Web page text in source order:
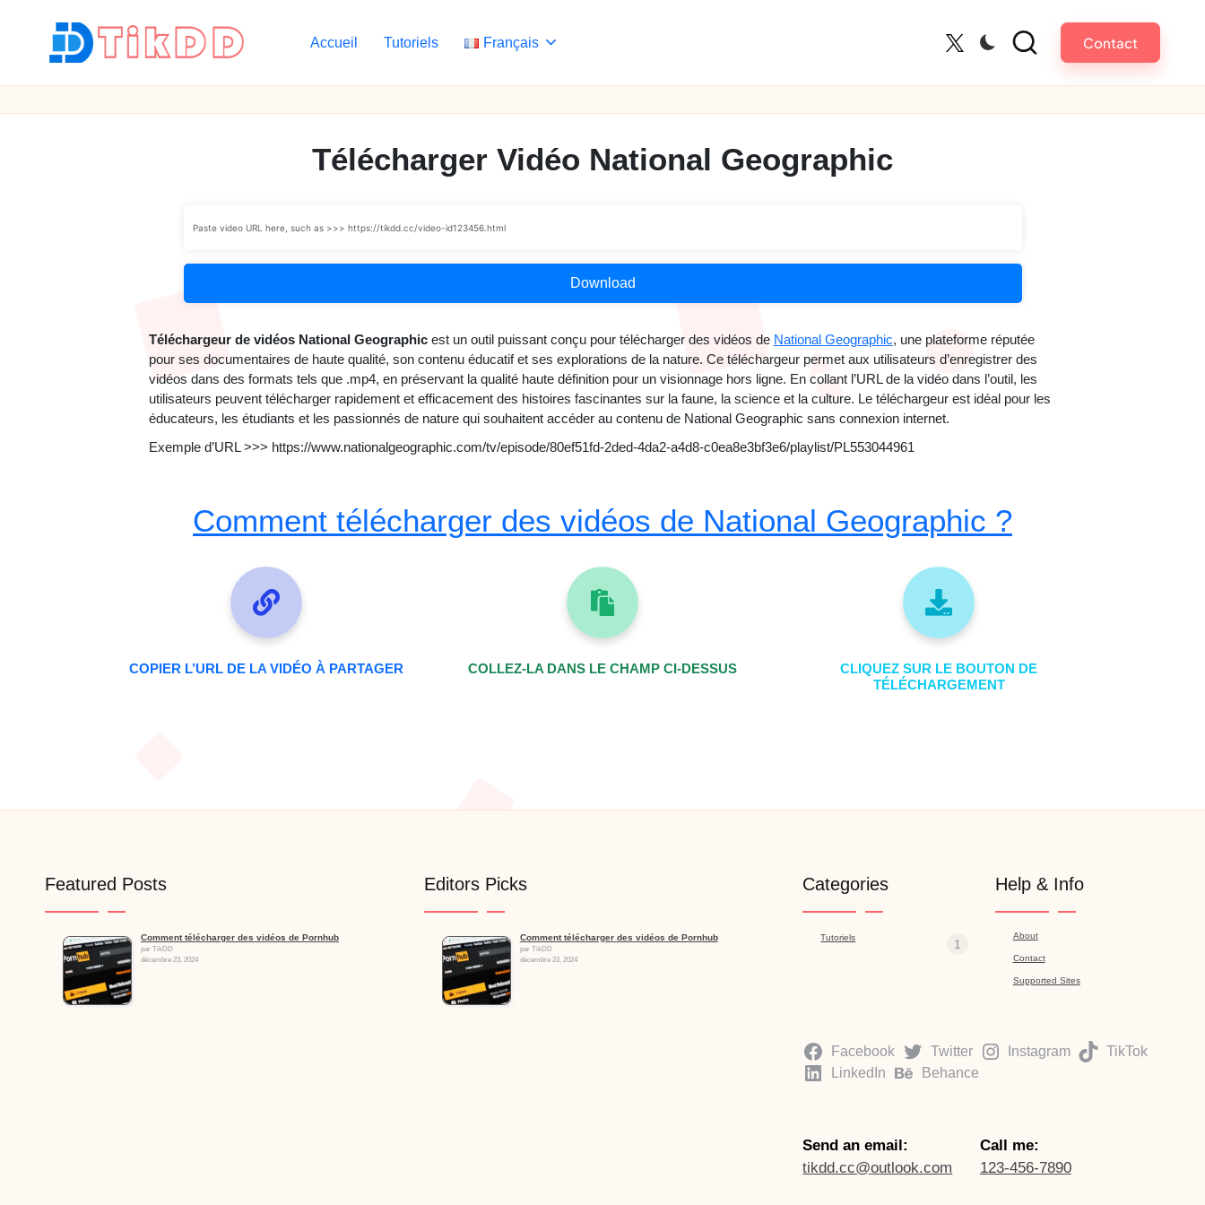
T
i
Accueil Tutoriels Français Twitter Contact
Télécharger Vidéo National Geographic
Download
Téléchargeur de vidéos National Geographicest un outil puissant conçu pour télécharger des vidéos de National Geographic, une plateforme réputée
pour ses documentaires de haute qualité, son contenu éducatif et ses explorations de la nature. Ce téléchargeur permet aux utilisateurs d’enregistrer des
vidéos dans des formats tels que .mp4, en préservant la qualité haute définition pour un visionnage hors ligne. En collant l’URL de la vidéo dans l’outil, les
utilisateurs peuvent télécharger rapidement et efficacement des histoires fascinantes sur la faune, la science et la culture. Le téléchargeur est idéal pour les
éducateurs, les étudiants et les passionnés de nature qui souhaitent accéder au contenu de National Geographic sans connexion internet.
Exemple d’URL >>> https://www.nationalgeographic.com/tv/episode/80ef51fd-2ded-4da2-a4d8-c0ea8e3bf3e6/playlist/PL553044961
Comment télécharger des vidéos de National Geographic ?
COPIER L’URL DE LA VIDÉO À PARTAGER COLLEZ-LA DANS LE CHAMP CI-DESSUS
CLIQUEZ SUR LE BOUTON DE
TÉLÉCHARGEMENT
Featured Posts
Comment télécharger des vidéos de Pornhub
par TikDD
décembre 23, 2024
Editors Picks
Comment télécharger des vidéos de Pornhub
par TikDD
décembre 23, 2024
Categories
Tutoriels 1
Help & Info
About
Contact
Supported Sites
Facebook Twitter Instagram
TikTok
LinkedIn
Behance
Send an email:
tikdd.cc@outlook.com
Call me:
123-456-7890